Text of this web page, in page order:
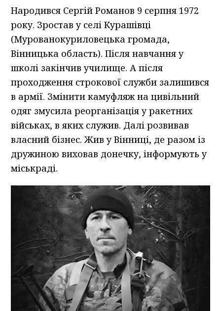
Народився Сергій Романов 9 серпня 1972
року. Зростав у селі Курашівці
(Мурованокуриловецька громада,
Вінницька область). Після навчання у
школі закінчив училище. А після
проходження строкової служби залишився
в армії. Змінити камуфляж на цивільний
одяг змусила реорганізація у ракетних
військах, в яких служив. Далі розвивав
власний бізнес. Жив у Вінниці, де разом із
дружиною виховав донечку, інформують у
міськраді.